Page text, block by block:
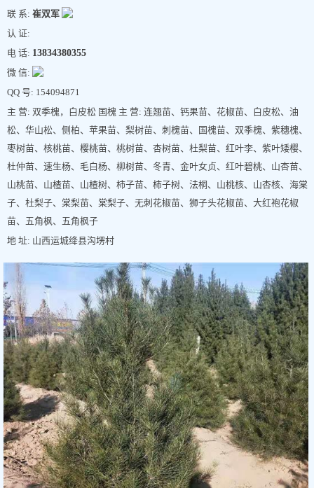
联 系: 崔双军
认 证:
电 话: 13834380355
微 信:
QQ 号: 154094871
主 营: 双季槐，白皮松 国槐 主 营: 连翘苗、钙果苗、花椒苗、白皮松、油
松、华山松、侧柏、苹果苗、梨树苗、刺槐苗、国槐苗、双季槐、紫穗槐、
枣树苗、核桃苗、樱桃苗、桃树苗、杏树苗、杜梨苗、红叶李、紫叶矮樱、
杜仲苗、速生杨、毛白杨、柳树苗、冬青、金叶女贞、红叶碧桃、山杏苗、
山桃苗、山楂苗、山楂树、柿子苗、柿子树、法桐、山桃核、山杏核、海棠
子、杜梨子、棠梨苗、棠梨子、无刺花椒苗、狮子头花椒苗、大红袍花椒
苗、五角枫、五角枫子
地 址: 山西运城绛县沟塄村